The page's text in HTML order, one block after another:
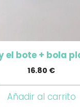
el bote + bola
16.80 €
Añadir al carrito